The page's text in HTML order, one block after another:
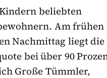
beliebten
Am
Nachmittag liegt die
bei über 90
Große Tümmler,